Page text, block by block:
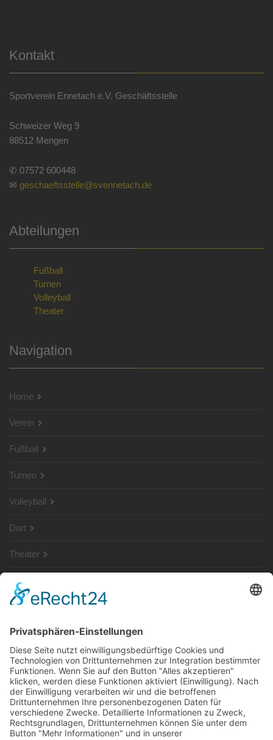
Kontakt
Sportverein Ennetach e.V. Geschäftsstelle
Schweizer Weg 9
88512 Mengen
✆ 07572 600448
✉ geschaeftsstelle@svennetach.de
Abteilungen
Fußball
Turnen
Volleyball
Theater
Navigation
Home
Verein
Fußball
Turnen
Volleyball
Dart
Theater
SG Shop
Sponsoren
Kontakt
Social Media